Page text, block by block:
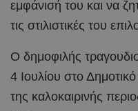
εμφάνισή του και να
τις στιλιστικές του
Ο δημοφιλής
4 Ιουλίου στο
της καλοκαιρινής